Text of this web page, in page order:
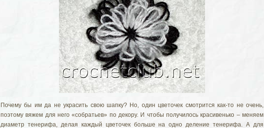
Почему бы им да не украсить свою шапку? Но, один цветочек смотрится как-то не очень,
поэтому вяжем для него «собратьев» по декору. И чтобы получилось красивенько – меняем
диаметр тенерифа, делая каждый цветочек больше на одно деление тенерифа. А для